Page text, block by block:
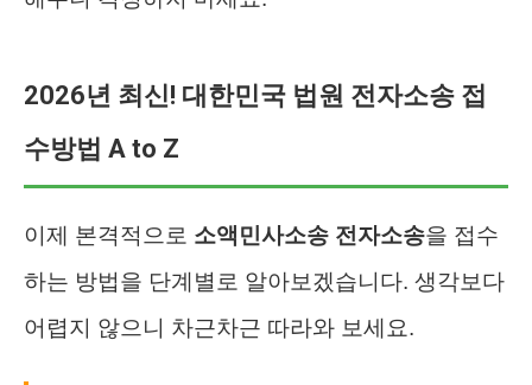
2026년 최신! 대한민국 법원 전자소송 접
수방법 A to Z
이제 본격적으로 소액민사소송 전자소송을 접수
하는 방법을 단계별로 알아보겠습니다. 생각보다
어렵지 않으니 차근차근 따라와 보세요.